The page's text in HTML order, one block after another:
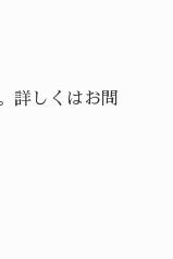
詳しくはお問